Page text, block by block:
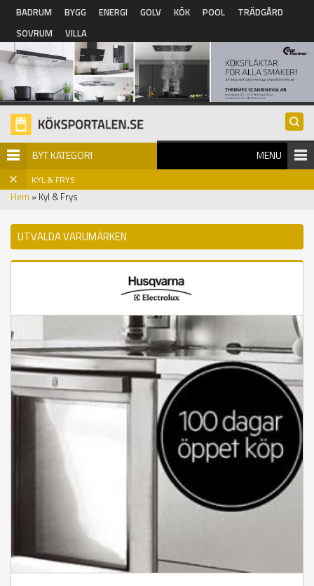
Hoppa till huvudinnehåll
BADRUM BYGG ENERGI GOLV KÖK POOL
TRÄDGÅRD
SOVRUM
VILLA
BYT KATEGORI MENU
KYL & FRYS
Hem » Kyl & Frys
UTVALDA VARUMÄRKEN